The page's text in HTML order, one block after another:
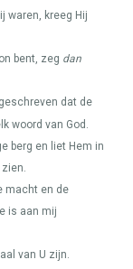
waren, kreeg Hij
bent, zeg dan
dat de
woord van God.
berg en liet Hem in
macht en de
is aan mij
van U zijn.